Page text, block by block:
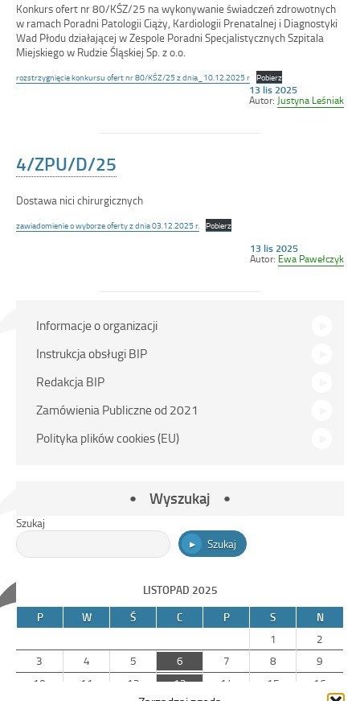
Konkurs ofert nr 80/KŚZ/25 na wykonywanie świadczeń zdrowotnych
w ramach Poradni Patologii Ciąży, Kardiologii Prenatalnej i Diagnostyki
Wad Płodu działającej w Zespole Poradni Specjalistycznych Szpitala
Miejskiego w Rudzie Śląskiej Sp. z o.o.
rozstrzygnięcie konkursu ofert nr 80/KŚZ/25 z dnia_10.12.2025 r Pobierz
Opublikowano
w
13 lis 2025
Autor: Justyna Leśniak
4/ZPU/D/25
Dostawa nici chirurgicznych
zawiadomienie o wyborze oferty z dnia 03.12.2025 r. Pobierz
Opublikowano
w
13 lis 2025
Autor: Ewa Pawełczyk
Menu
główne
Informacje o organizacji
Instrukcja obsługi BIP
Redakcja BIP
Zamówienia Publiczne od 2021
Polityka plików cookies (EU)
Wyszukaj
Szukaj
Szukaj
LISTOPAD 2025
P
W Ś C P S
N
1
2
3
4 5 6 7 8
9
10
11 12 13 14 15
16